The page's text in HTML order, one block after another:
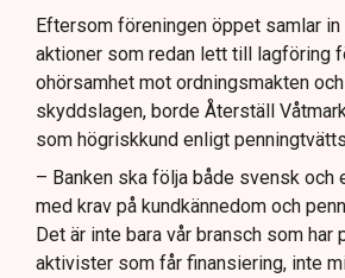
Eftersom föreningen öppet samlar
aktioner som redan lett till lagföring
ohörsamhet mot ordningsmakten
skyddslagen, borde Återställ
som högriskkund enligt
– Banken ska följa både svensk och
med krav på kundkännedom och
Det är inte bara vår bransch som har
aktivister som får finansiering, inte